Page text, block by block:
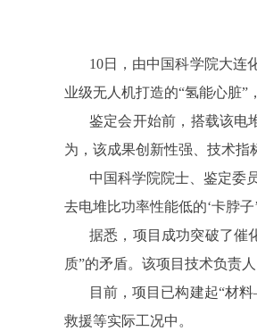
10日，由中国科学院大连
业级无人机打造的“氢能心脏”
鉴定会开始前，搭载该电
为，该成果创新性强、技术指
中国科学院院士、鉴定委
去电堆比功率性能低的‘卡脖子
据悉，项目成功突破了催
质”的矛盾。该项目技术负责
目前，项目已构建起“材
救援等实际工况中。